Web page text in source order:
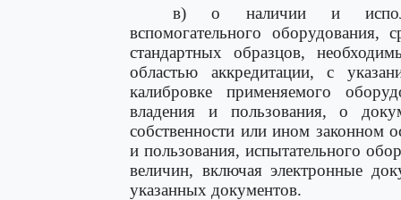
в) о наличии и
вспомогательного оборудования,
стандартных образцов,
областью аккредитации, с
калибровке применяемого
владения и пользования, о
собственности или ином законном
и пользования, испытательного
величин, включая электронные
указанных документов.